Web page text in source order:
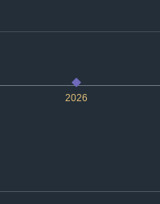
2026